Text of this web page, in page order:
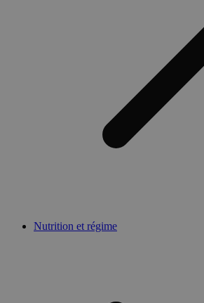
Nutrition et régime